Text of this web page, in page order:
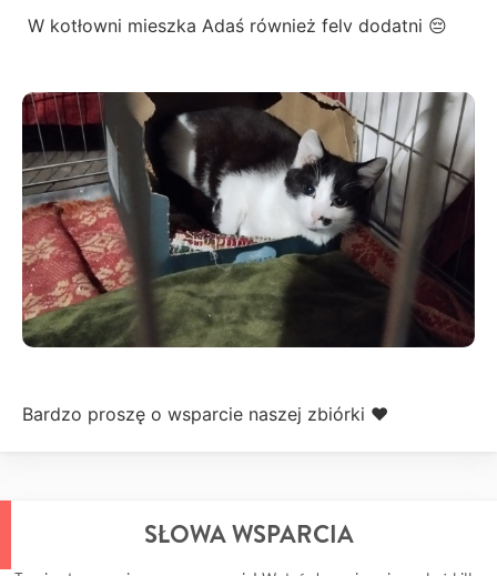
W kotłowni mieszka Adaś również felv dodatni 😔
Bardzo proszę o wsparcie naszej zbiórki ❤
SŁOWA WSPARCIA